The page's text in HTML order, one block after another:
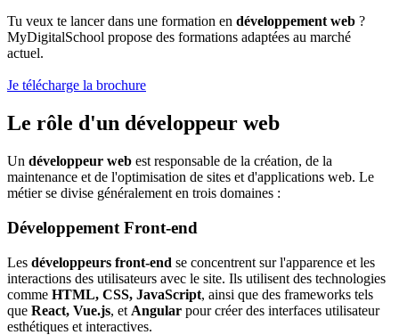
Tu veux te lancer dans une formation en développement web ?
MyDigitalSchool propose des formations adaptées au marché
actuel.
Je télécharge la brochure
Le rôle d'un développeur web
Un développeur web est responsable de la création, de la
maintenance et de l'optimisation de sites et d'applications web. Le
métier se divise généralement en trois domaines :
Développement Front-end
Les développeurs front-end se concentrent sur l'apparence et les
interactions des utilisateurs avec le site. Ils utilisent des technologies
comme HTML, CSS, JavaScript, ainsi que des frameworks tels
que React, Vue.js, et Angular pour créer des interfaces utilisateur
esthétiques et interactives.